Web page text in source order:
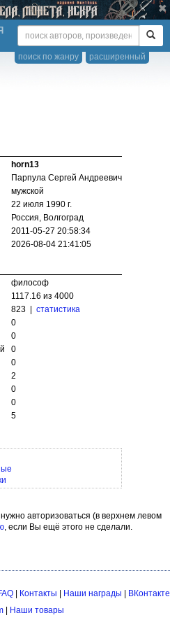
расширенный
поиск по жанру
horn13
Парпула Сергей Андреевич
мужской
22 июля 1990 г.
Россия, Волгоград
2011-05-27 20:58:34
2026-08-04 21:41:05
философ
1117.16 из 4000
823 | статистика
0
0
0
0
2
0
0
5
авторизоваться (в верхнем левом
, если Вы ещё этого не сделали.
| Контакты Наши награды
ВКонтакте
Наши товары